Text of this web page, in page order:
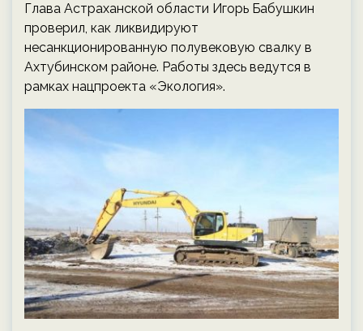
Глава Астраханской области Игорь Бабушкин
проверил, как ликвидируют
несанкционированную полувековую свалку в
Ахтубинском районе. Работы здесь ведутся в
рамках нацпроекта «Экология».